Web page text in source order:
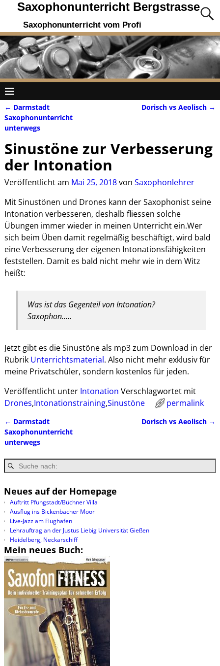
Saxophonunterricht Bergstrasse
Saxophonunterricht vom Profi
Artikelnavigation
← Darmstadt
Saxophonunterricht
unterwegs
Dorisch vs Aeolisch →
Sinustöne zur Verbesserung
der Intonation
Veröffentlicht am Mai 25, 2018von Saxophonlehrer
Mit Sinustönen und Drones kann der Saxophonist seine
Intonation verbesseren, deshalb fliessen solche
Übungen immer wieder in meinen Unterricht ein.Wer
sich beim Üben damit regelmäßig beschäftigt, wird bald
eine Verbesserung der eigenen Intonationsfähigkeiten
feststellen. Damit es bald nicht mehr wie in dem Witz
heißt:
Was ist das Gegenteil von Intonation?
Saxophon…..
Jetzt gibt es die Sinustöne als mp3 zum Download in der
Rubrik Unterrichtsmaterial. Also nicht mehr exklusiv für
meine Privatschüler, sondern kostenlos für jeden.
Veröffentlicht unter Intonation Verschlagwortet mit
Drones,Intonationstraining,Sinustöne permalink
Artikelnavigation
← Darmstadt
Saxophonunterricht
unterwegs
Dorisch vs Aeolisch →
Neues auf der Homepage
Auftritt Pfungstadt/Büchner Villa
Ausflug ins Bickenbacher Moor
Live-Jazz am Flughafen
Lehrauftrag an der Justus Liebig Universität Gießen
Heidelberg, Neckarschiff
Mein neues Buch: